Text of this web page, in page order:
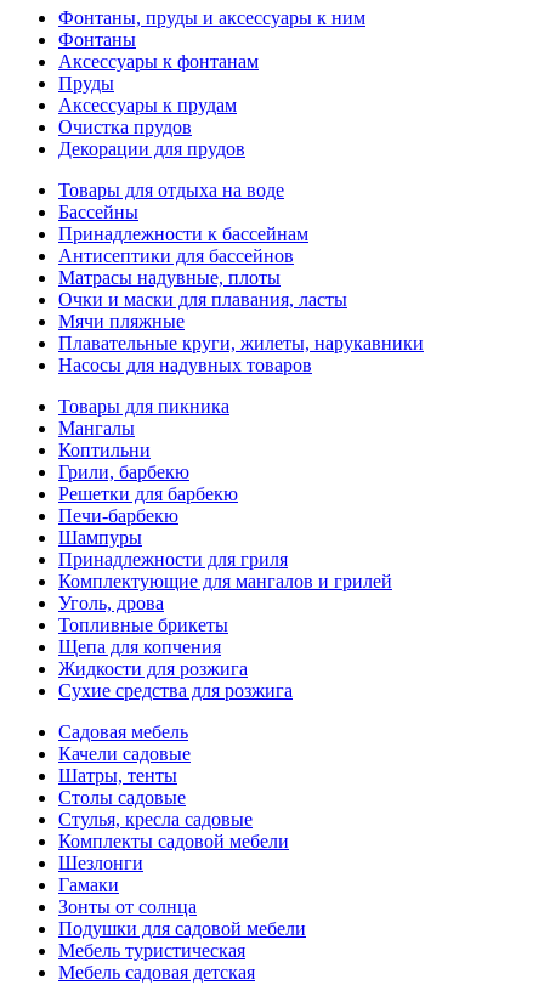
Фонтаны, пруды и аксессуары к ним
Фонтаны
Аксессуары к фонтанам
Пруды
Аксессуары к прудам
Очистка прудов
Декорации для прудов
Товары для отдыха на воде
Бассейны
Принадлежности к бассейнам
Антисептики для бассейнов
Матраcы надувные, плоты
Очки и маски для плавания, ласты
Мячи пляжные
Плавательные круги, жилеты, нарукавники
Насосы для надувных товаров
Товары для пикника
Мангалы
Коптильни
Грили, барбекю
Решетки для барбекю
Печи-барбекю
Шампуры
Принадлежности для гриля
Комплектующие для мангалов и грилей
Уголь, дрова
Топливные брикеты
Щепа для копчения
Жидкости для розжига
Сухие средства для розжига
Садовая мебель
Качели садовые
Шатры, тенты
Столы садовые
Стулья, кресла садовые
Комплекты садовой мебели
Шезлонги
Гамаки
Зонты от солнца
Подушки для садовой мебели
Мебель туристическая
Мебель садовая детская